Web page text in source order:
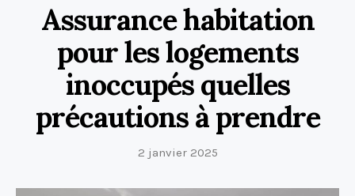
Assurance habitation
pour les logements
inoccupés quelles
précautions à prendre
2 janvier 2025